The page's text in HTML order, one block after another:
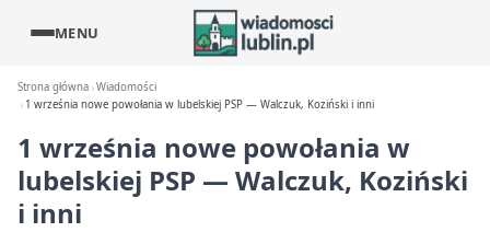
MENU
Strona główna Wiadomości
1 września nowe powołania w lubelskiej PSP — Walczuk, Koziński i inni
1 września nowe powołania w
lubelskiej PSP — Walczuk, Koziński
i inni